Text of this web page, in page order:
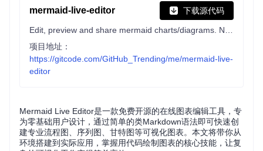
mermaid-live-editor 下载源代码
项目地址：
https://gitcode.com/GitHub_Trending/me/mermaid-live-
editor
Mermaid Live Editor是一款免费开源的在线图表编辑工具，专
为零基础用户设计，通过简单的类Markdown语法即可快速创
建专业流程图、序列图、甘特图等可视化图表。本文将带你从
环境搭建到实际应用，掌握用代码绘制图表的核心技能，让复